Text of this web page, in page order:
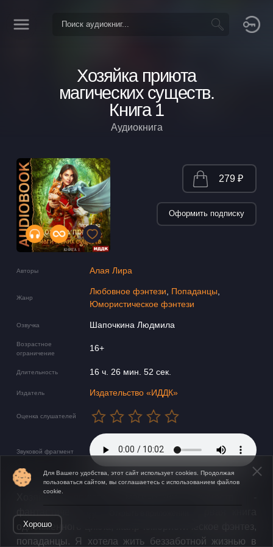
Хозяйка приюта
магических существ.
Книга 1
Аудиокнига
Авторы Алая Лира
Жанр
Любовное фэнтези Попаданцы
Юмористическое фэнтези
Озвучка Шапочкина Людмила
Возрастное
ограничение
16+
Длительность 16 ч. 26 мин. 52 сек.
Издатель Издательство «ИДДК»
Оценка слушателей
Звуковой фрагмент
279 ₽
Оформить подписку
одноименного цикла, жанр юмористическое фэнтез,
попаданцы. Я хотела жить беззаботной жизнью в
Для Вашего удобства, этот сайт использует cookies. Продолжая
пользоваться сайтом, вы соглашаетесь с использованием файлов
cookie.
Хорошо